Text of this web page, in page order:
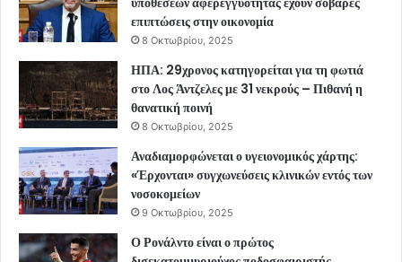
επιπτώσεις στην οικονομία
8 Οκτωβρίου, 2025
ΗΠΑ: 29χρονος κατηγορείται για τη φωτιά
στο Λος Άντζελες με 31 νεκρούς – Πιθανή η
θανατική ποινή
8 Οκτωβρίου, 2025
Αναδιαμορφώνεται ο υγειονομικός χάρτης:
«Έρχονται» συγχωνεύσεις κλινικών εντός των
νοσοκομείων
9 Οκτωβρίου, 2025
Ο Ρονάλντο είναι ο πρώτος